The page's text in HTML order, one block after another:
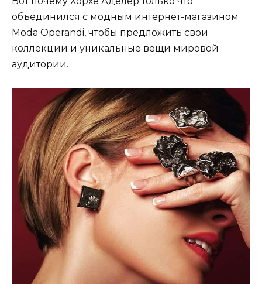
объединился с модным интернет-магазином
Moda Operandi, чтобы предложить свои
коллекции и уникальные вещи мировой
аудитории.